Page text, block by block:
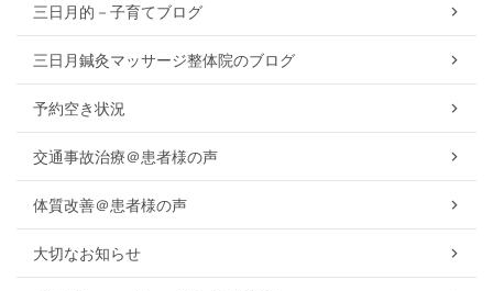
三日月的－子育てブログ
三日月鍼灸マッサージ整体院のブログ
予約空き状況
交通事故治療＠患者様の声
体質改善＠患者様の声
大切なお知らせ